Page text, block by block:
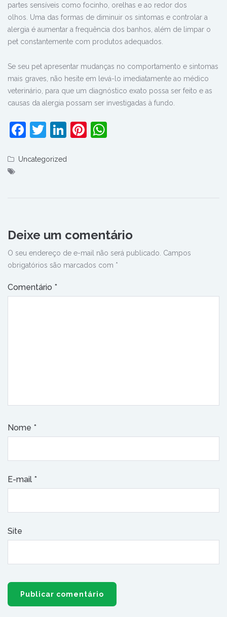
partes sensíveis como focinho, orelhas e ao redor dos
olhos. Uma das formas de diminuir os sintomas e controlar a
alergia é aumentar a frequência dos banhos, além de limpar o
pet constantemente com produtos adequados.
Se seu pet apresentar mudanças no comportamento e sintomas
mais graves, não hesite em levá-lo imediatamente ao médico
veterinário, para que um diagnóstico exato possa ser feito e as
causas da alergia possam ser investigadas à fundo.
Facebook
Twitter
LinkedIn
Pinterest
Uncategorized
Deixe um comentário
O seu endereço de e-mail não será publicado. Campos
obrigatórios são marcados com *
Comentário *
Nome *
E-mail *
Site